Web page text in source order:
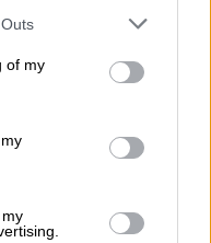
of my